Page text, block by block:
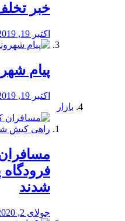
خبر
اکتبر 19, 2019
پیام
اکتبر 19, 2019
بازار
فرودگاه
شدند
جولای 2, 2020